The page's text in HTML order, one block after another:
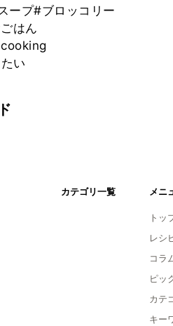
ープ#ブロッコリー
はん
い
カテゴリ一覧 メニ
トッ
レシ
コラ
ピッ
カテ
キー